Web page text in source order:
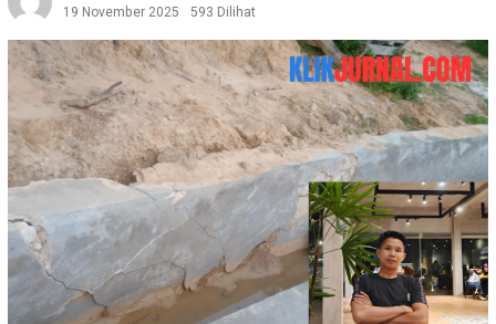
19 November 2025
593 Dilihat